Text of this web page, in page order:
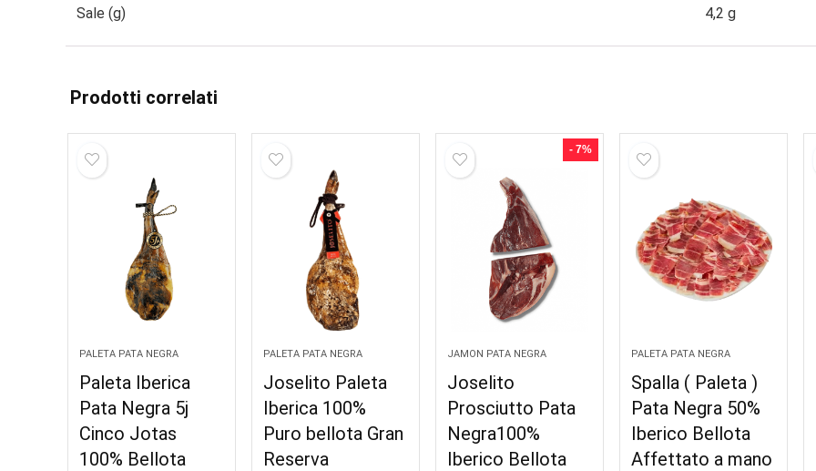
Sale (g) 4,2 g
Prodotti correlati
PALETA PATA NEGRA
Paleta Iberica
Pata Negra 5j
Cinco Jotas
100% Bellota
PALETA PATA NEGRA
Joselito Paleta
Iberica 100%
Puro bellota Gran
Reserva
- 7%
JAMON PATA NEGRA
Joselito
Prosciutto Pata
Negra100%
Iberico Bellota
PALETA PATA NEGRA
Spalla ( Paleta )
Pata Negra 50%
Iberico Bellota
Affettato a mano